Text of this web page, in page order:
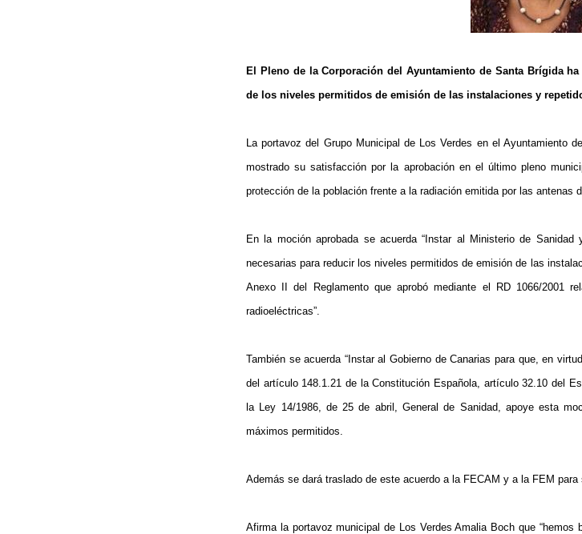
El Pleno de la Corporación del Ayuntamiento de Santa Brígida
de los niveles permitidos de emisión de las instalaciones y
La portavoz del Grupo Municipal de Los Verdes en el Ayuntamiento
mostrado su satisfacción por la aprobación en el último pleno
protección de la población frente a la radiación emitida por las antenas
En la moción aprobada se acuerda “Instar al Ministerio de
necesarias para reducir los niveles permitidos de emisión de las
Anexo II del Reglamento que aprobó mediante el RD 1066/2001
radioeléctricas”.
También se acuerda “Instar al Gobierno de Canarias para que, en
del artículo 148.1.21 de la Constitución Española , artículo 32.10 del
la Ley 14/1986, de 25 de abril, General de Sanidad, apoye esta
máximos permitidos.
Además se dará traslado de este acuerdo a la FECAM y a la FEM para
Afirma la portavoz municipal de Los Verdes Amalia Boch que